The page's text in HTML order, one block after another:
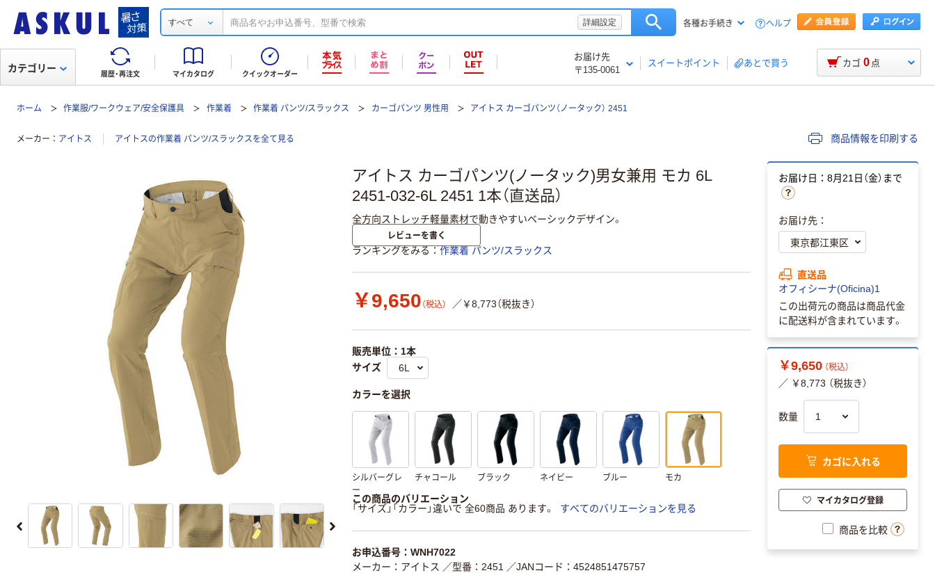
すべて 詳細設定 各種お手続き ヘルプ
履歴・再注文 マイカタログ クイックオーダー
お届け先
〒135-0061
スイートポイント あとで買う
カテゴリー カゴ 0 点
ホーム 作業服/ワークウェア/安全保護具 作業着 作業着 パンツ/スラックス カーゴパンツ 男性用 アイトス カーゴパンツ（ノータック） 2451
メーカー アイトス アイトスの作業着 パンツ/スラックスを全て見る 商品情報を印刷する
アイトス カーゴパンツ(ノータック)男女兼用 モカ 6L
2451-032-6L 2451 1本（直送品）
全方向ストレッチ軽量素材で動きやすいベーシックデザイン。
レビューを書く
ランキングをみる 作業着 パンツ/スラックス
￥9,650 （税込） ／￥8,773（税抜き）
販売単位：1本
サイズ
カラーを選択
シルバーグレ
ー
チャコール ブラック ネイビー ブルー モカ
この商品のバリエーション
「サイズ」「カラー」違いで 全60商品 あります。
すべてのバリエーションを見る
お申込番号：WNH7022
メーカー：アイトス ／型番：2451 ／JANコード：4524851475757
お届け日：8月21日（金）まで
お届け先：
直送品
オフィシーナ(Oficina)1
この出荷元の商品は商品代金
に配送料が含まれています。
￥9,650 （税込）
／ ￥8,773 （税抜き）
数量
カゴに入れる
マイカタログ登録
商品を比較